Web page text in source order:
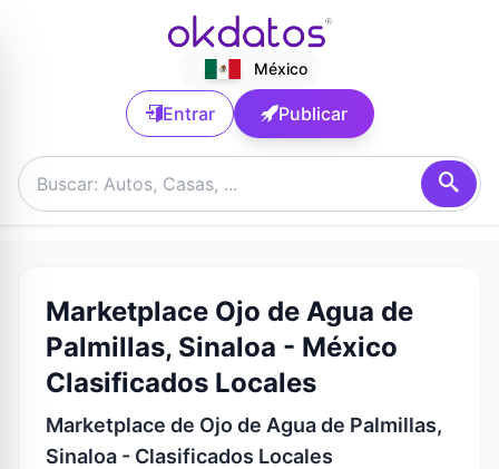
México
Entrar Publicar
Marketplace Ojo de Agua de
Palmillas, Sinaloa - México
Clasificados Locales
Marketplace de Ojo de Agua de Palmillas,
Sinaloa - Clasificados Locales